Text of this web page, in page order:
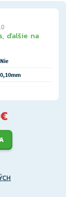
ďalšie na
Nie
0,10mm